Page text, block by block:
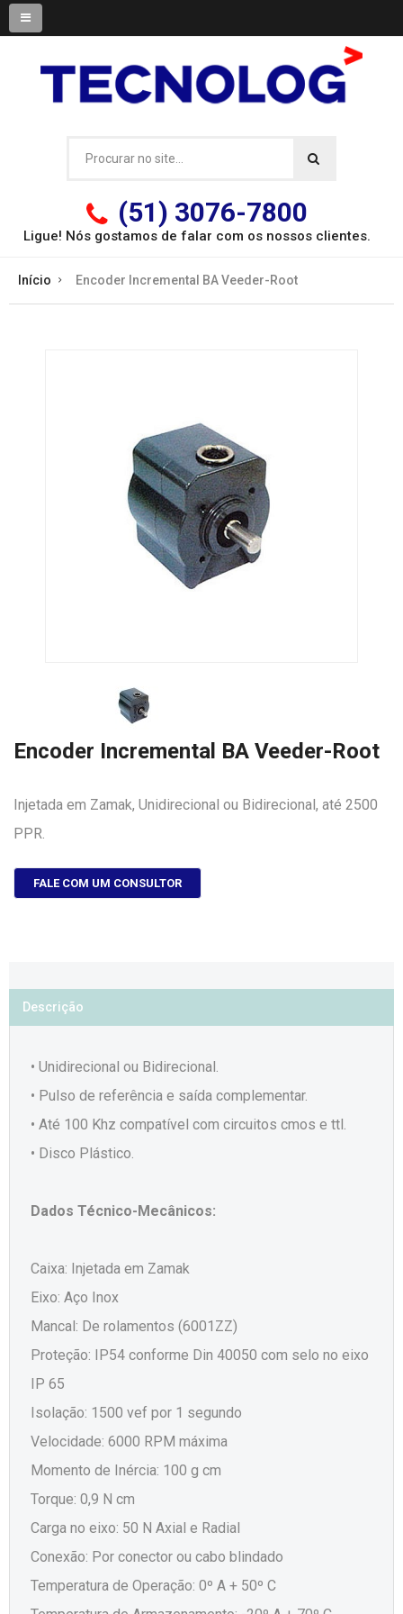
(51) 3076-7800
Ligue! Nós gostamos de falar com os nossos clientes.
Início Encoder Incremental BA Veeder-Root
Encoder Incremental BA Veeder-Root
Injetada em Zamak, Unidirecional ou Bidirecional, até 2500
PPR.
FALE COM UM CONSULTOR
Descrição
• Unidirecional ou Bidirecional.
• Pulso de referência e saída complementar.
• Até 100 Khz compatível com circuitos cmos e ttl.
• Disco Plástico.
Dados Técnico-Mecânicos:
Caixa: Injetada em Zamak
Eixo: Aço Inox
Mancal: De rolamentos (6001ZZ)
Proteção: IP54 conforme Din 40050 com selo no eixo
IP 65
Isolação: 1500 vef por 1 segundo
Velocidade: 6000 RPM máxima
Momento de Inércia: 100 g cm
Torque: 0,9 N cm
Carga no eixo: 50 N Axial e Radial
Conexão: Por conector ou cabo blindado
Temperatura de Operação: 0º A + 50º C